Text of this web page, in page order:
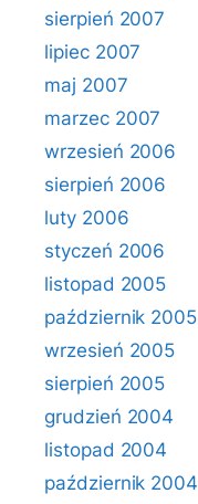
sierpień 2007
lipiec 2007
maj 2007
marzec 2007
wrzesień 2006
sierpień 2006
luty 2006
styczeń 2006
listopad 2005
październik 2005
wrzesień 2005
sierpień 2005
grudzień 2004
listopad 2004
październik 2004